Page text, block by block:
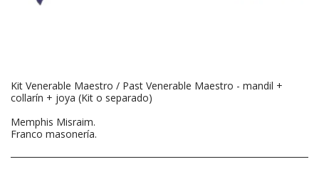
Kit Venerable Maestro / Past Venerable Maestro - mandil +
collarín + joya (Kit o separado)
Memphis Misraim.
Franco masonería.